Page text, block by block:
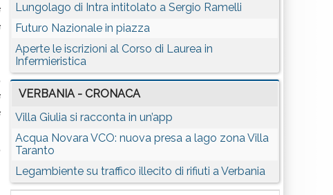
Lungolago di Intra intitolato a Sergio Ramelli
Futuro Nazionale in piazza
Aperte le iscrizioni al Corso di Laurea in
Infermieristica
VERBANIA - CRONACA
Villa Giulia si racconta in un’app
Acqua Novara VCO: nuova presa a lago zona Villa
Taranto
Legambiente su traffico illecito di rifiuti a Verbania